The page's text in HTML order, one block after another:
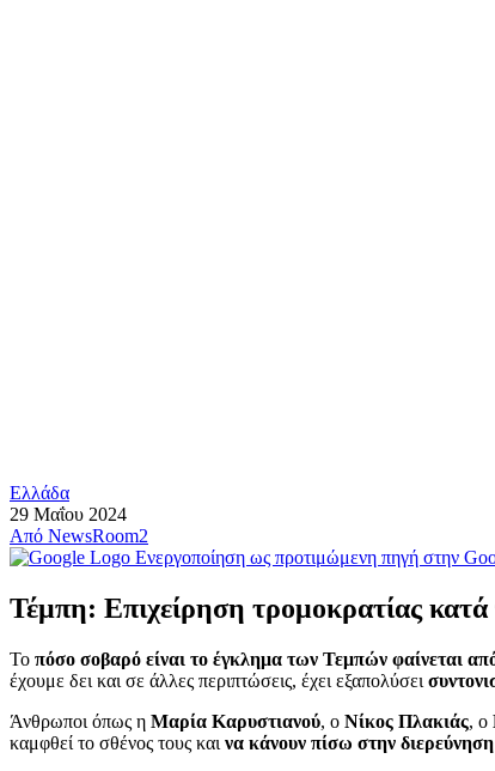
Ελλάδα
29 Μαΐου 2024
Από NewsRoom2
Ενεργοποίηση ως προτιμώμενη πηγή στην
Τέμπη: Επιχείρηση τρομοκρατίας
Το πόσο σοβαρό είναι το έγκλημα των Τεμπών φαίνεται
έχουμε δει και σε άλλες περιπτώσεις, έχει εξαπολύσει
Άνθρωποι όπως η Μαρία Καρυστιανού, ο Νίκος Πλακιάς, ο
καμφθεί το σθένος τους και να κάνουν πίσω στην